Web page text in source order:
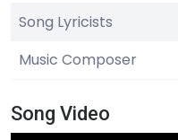
Song Lyricists
Music Composer
Song Video